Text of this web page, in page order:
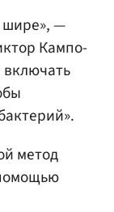
шире», —
Кампо-
метод